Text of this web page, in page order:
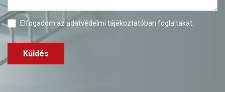
Elfogadom az adatvédelmi tájékoztatóban foglaltakat.
Küldés